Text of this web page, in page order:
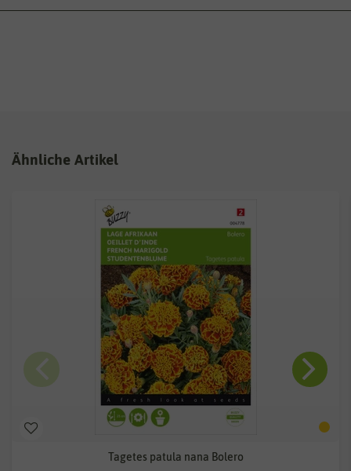
Ähnliche Artikel
Tagetes patula nana Bolero